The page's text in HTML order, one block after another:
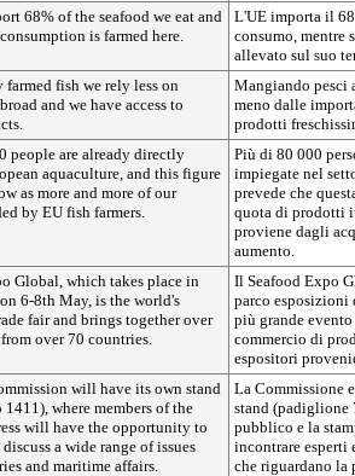
68% of the seafood we eat and
is farmed here.
L'UE importa il
consumo, mentre
allevato sul suo
fish we rely less on
and we have access to
Mangiando pesci
meno dalle
prodotti
people are already directly
aquaculture, and this figure
as more and more of our
by EU fish farmers.
Più di 80 000
impiegate nel
prevede che
quota di prodotti
proviene dagli
aumento.
Global, which takes place in
6-8th May, is the world's
fair and brings together over
over 70 countries.
Il Seafood Expo
parco esposizioni
più grande
commercio di
espositori
will have its own stand
where members of the
will have the opportunity to
a wide range of issues
and maritime affairs.
La Commissione
stand (padiglione
pubblico e la
incontrare esperti
che riguardano la